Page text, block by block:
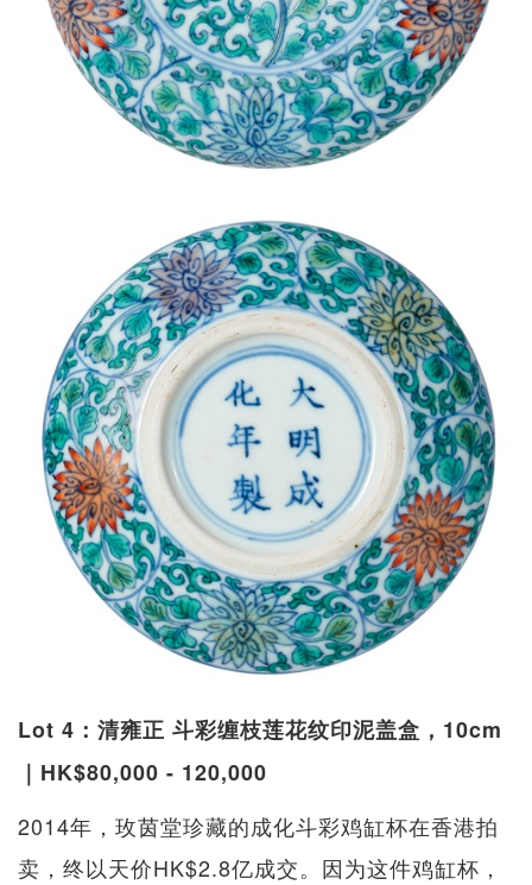
Lot 4：清雍正 斗彩缠枝莲花纹印泥盖盒，10cm
｜HK$80,000 - 120,000
2014年，玫茵堂珍藏的成化斗彩鸡缸杯在香港拍
卖，终以天价HK$2.8亿成交。因为这件鸡缸杯，